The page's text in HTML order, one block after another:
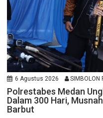
6 Agustus 2026 SIMBOLON
Polrestabes Medan
Dalam 300 Hari,
Barbut